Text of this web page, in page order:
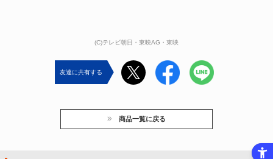
(C)テレビ朝日・東映AG・東映
友達に共有する
商品一覧に戻る